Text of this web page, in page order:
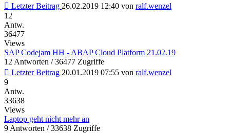
Letzter Beitrag 26.02.2019 12:40 von ralf.wenzel
12
Antw.
36477
Views
SAP Codejam HH - ABAP Cloud Platform 21.02.19
12 Antworten / 36477 Zugriffe
Letzter Beitrag 20.01.2019 07:55 von ralf.wenzel
9
Antw.
33638
Views
Laptop geht nicht mehr an
9 Antworten / 33638 Zugriffe